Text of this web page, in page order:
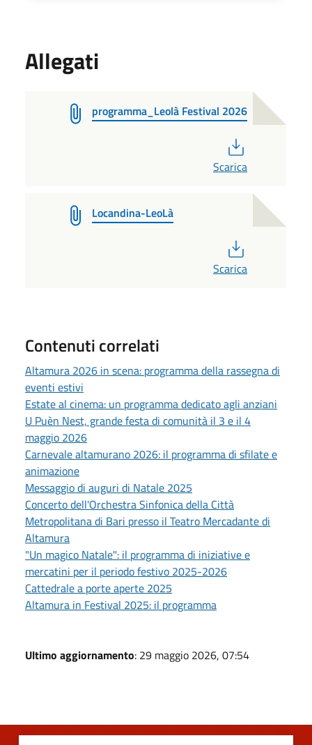
Allegati
programma_Leolà Festival 2026
Scarica
Locandina-LeoLà
Scarica
Contenuti correlati
Altamura 2026 in scena: programma della rassegna di
eventi estivi
Estate al cinema: un programma dedicato agli anziani
U Puèn Nest, grande festa di comunità il 3 e il 4
maggio 2026
Carnevale altamurano 2026: il programma di sfilate e
animazione
Messaggio di auguri di Natale 2025
Concerto dell'Orchestra Sinfonica della Città
Metropolitana di Bari presso il Teatro Mercadante di
Altamura
"Un magico Natale": il programma di iniziative e
mercatini per il periodo festivo 2025-2026
Cattedrale a porte aperte 2025
Altamura in Festival 2025: il programma
Ultimo aggiornamento: 29 maggio 2026, 07:54